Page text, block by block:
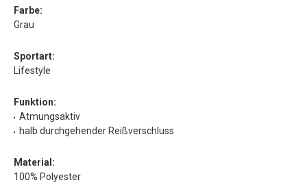
Farbe:
Grau
Sportart:
Lifestyle
Funktion:
Atmungsaktiv
halb durchgehender Reißverschluss
Material:
100% Polyester